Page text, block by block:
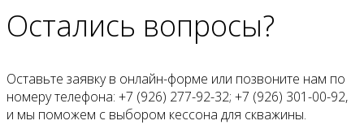
Остались вопросы?
Оставьте заявку в онлайн-форме или позвоните нам по
номеру телефона: +7 (926) 277-92-32; +7 (926) 301-00-92,
и мы поможем с выбором кессона для скважины.